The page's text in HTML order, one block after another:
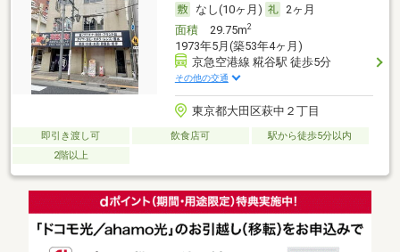
なし(10ヶ月)
2ヶ月
面積29.75m2
1973年5月(築53年4ヶ月)
京急空港線 糀谷駅 徒歩5分
その他の交通
東京都大田区萩中２丁目
即引き渡し可 飲食店可
駅から徒歩5分以内
2階以上